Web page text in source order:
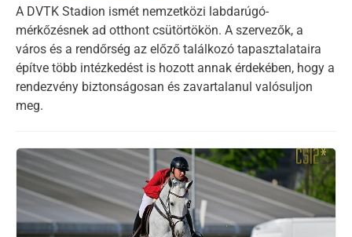
A DVTK Stadion ismét nemzetközi labdarúgó-
mérkőzésnek ad otthont csütörtökön. A szervezők, a
város és a rendőrség az előző találkozó tapasztalataira
építve több intézkedést is hozott annak érdekében, hogy a
rendezvény biztonságosan és zavartalanul valósuljon
meg.